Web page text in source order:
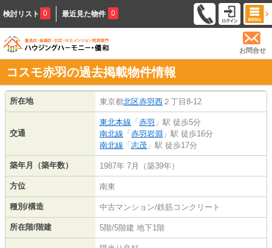
検討リスト 0 最近見た物件 0
お問合せ
コスモ赤羽の過去掲載物件情報
所在地 東京都北区赤羽西 ２丁目8-12
交通
東北本線 「 赤羽 」駅 徒歩5分
南北線 「 赤羽岩淵 」駅 徒歩16分
南北線 「 志茂 」駅 徒歩17分
築年月（築年数） 1987年 7月（築39年）
方位 南東
種別/構造 中古マンション/鉄筋コンクリート
所在階/階建 5階/5階建 地下1階